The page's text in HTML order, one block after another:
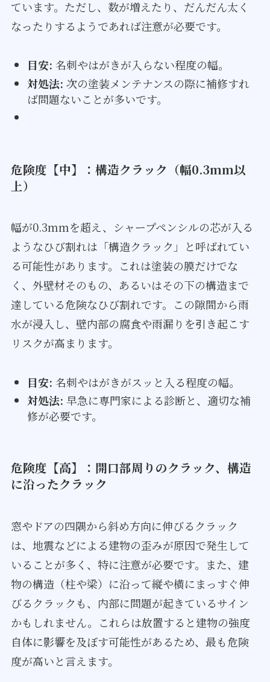
ています。ただし、数が増えたり、だんだん太く
なったりするようであれば注意が必要です。
目安: 名刺やはがきが入らない程度の幅。
対処法: 次の塗装メンテナンスの際に補修すれ
ば問題ないことが多いです。
危険度【中】：構造クラック（幅0.3mm以
上）
幅が0.3mmを超え、シャープペンシルの芯が入る
ようなひび割れは「構造クラック」と呼ばれてい
る可能性があります。これは塗装の膜だけでな
く、外壁材そのもの、あるいはその下の構造まで
達している危険なひび割れです。この隙間から雨
水が浸入し、壁内部の腐食や雨漏りを引き起こす
リスクが高まります。
目安: 名刺やはがきがスッと入る程度の幅。
対処法: 早急に専門家による診断と、適切な補
修が必要です。
危険度【高】：開口部周りのクラック、構造
に沿ったクラック
窓やドアの四隅から斜め方向に伸びるクラック
は、地震などによる建物の歪みが原因で発生して
いることが多く、特に注意が必要です。また、建
物の構造（柱や梁）に沿って縦や横にまっすぐ伸
びるクラックも、内部に問題が起きているサイン
かもしれません。これらは放置すると建物の強度
自体に影響を及ぼす可能性があるため、最も危険
度が高いと言えます。